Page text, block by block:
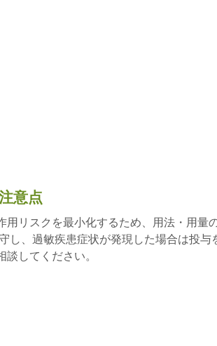
意点
用リスクを最小化するため、用法・用量
し、過敏疾患症状が発現した場合は投与
談してください。